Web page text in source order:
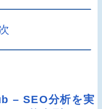
– SEO分析を実